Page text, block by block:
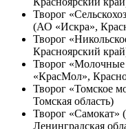
Творог
(АО «Искра»,
Творог
Красноярский
Творог
«КрасМол»,
Творог «Томское
Томская область)
Творог «Самокат»
Ленинградская